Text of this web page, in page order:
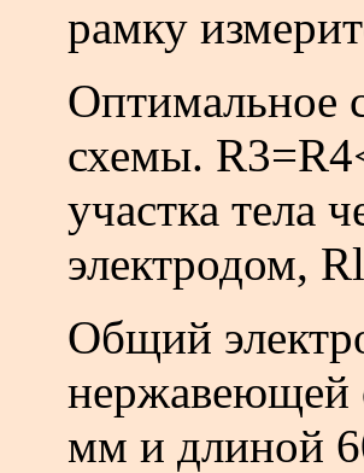
рамку
Оптимальное
схемы.
участка тела
электродом,
Общий
нержавеющей
мм и длиной